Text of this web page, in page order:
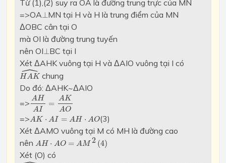
Từ (1),(2) suy ra OA là đường trung trực của MN
=>OA ⊥⊥MN tại H và H là trung điểm của MN
ΔOBC cân tại O
mà OI là đường trung tuyến
nên OI ⊥⊥BC tại I
Xét ΔAHK vuông tại H và ΔAIO vuông tại I có
ˆ
HAK
HAK^
chung
Do đó: ΔAHK~ΔAIO
=> AH
AI
=
AK
AO
AHAI= A KAO
=>AK ⋅ AI = AH ⋅ AO
A K⋅ =A AO
(3)
Xét ΔAMO vuông tại M có MH là đường cao
nên AH ⋅ AO = AM 2 (4)
A H⋅AO =AM2 (4)
Xét (O) có